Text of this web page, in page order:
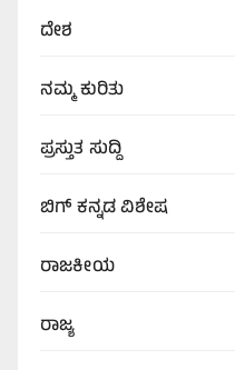
ದೇಶ
ನಮ್ಮ ಕುರಿತು
ಪ್ರಸ್ತುತ ಸುದ್ದಿ
ಬಿಗ್‌ ಕನ್ನಡ ವಿಶೇಷ
ರಾಜಕೀಯ
ರಾಜ್ಯ